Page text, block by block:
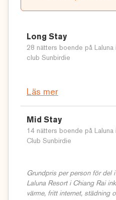
© Sunbirdie
Long Stay
28 nätters boende på Laluna
club Sunbirdie
Läs mer
Mid Stay
14 nätters boende på Laluna
Club Sunbirdie
Grundpris per person för del
Laluna Resort i Chiang Rai
värme, fritt internet, städning